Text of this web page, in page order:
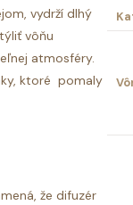
vydrží dlhý
vôňu
atmosféry.
ktoré pomaly
že difuzér